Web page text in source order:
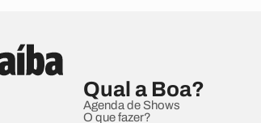
Qual a Boa?
Agenda de Shows
O que fazer?